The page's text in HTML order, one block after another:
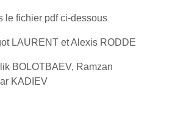
le fichier pdf ci-dessous
LAURENT et Alexis RODDE
BOLOTBAEV, Ramzan
KADIEV